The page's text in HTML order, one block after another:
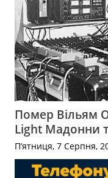
Помер Вільям
Light Мадонни
П’ятниця, 7 Серпня,